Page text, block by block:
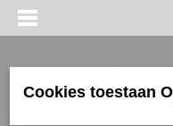
Cookies toestaan